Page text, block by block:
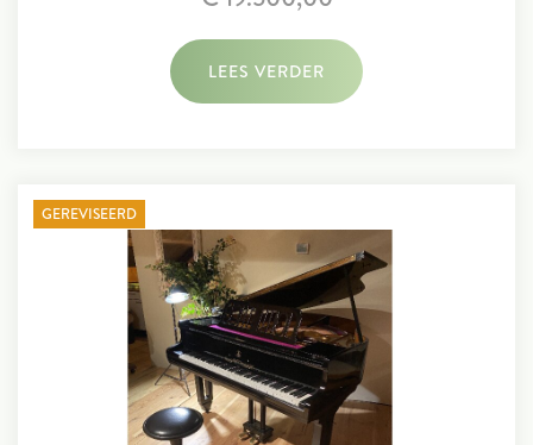
LEES VERDER
GEREVISEERD